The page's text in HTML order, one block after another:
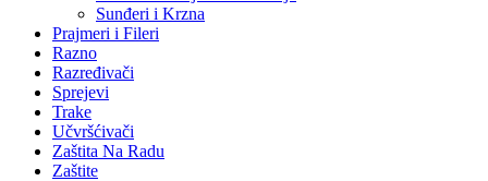
Sunđeri i Krzna
Prajmeri i Fileri
Razno
Razređivači
Sprejevi
Trake
Učvršćivači
Zaštita Na Radu
Zaštite